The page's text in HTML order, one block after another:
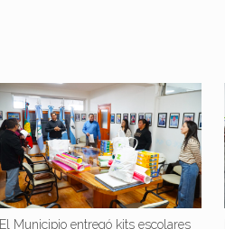
El Municipio entregó kits escolares